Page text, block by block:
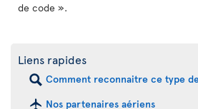
de code ».
Liens rapides
Comment reconnaitre ce type
Nos partenaires aériens